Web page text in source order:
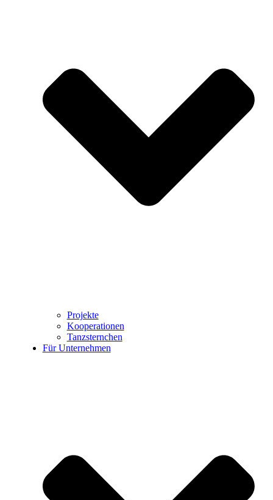
Projekte
Kooperationen
Tanzsternchen
Für Unternehmen